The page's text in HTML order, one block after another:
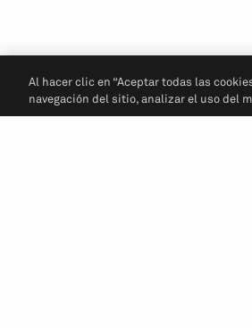
Al hacer clic en “Aceptar todas las
navegación del sitio, analizar el uso del